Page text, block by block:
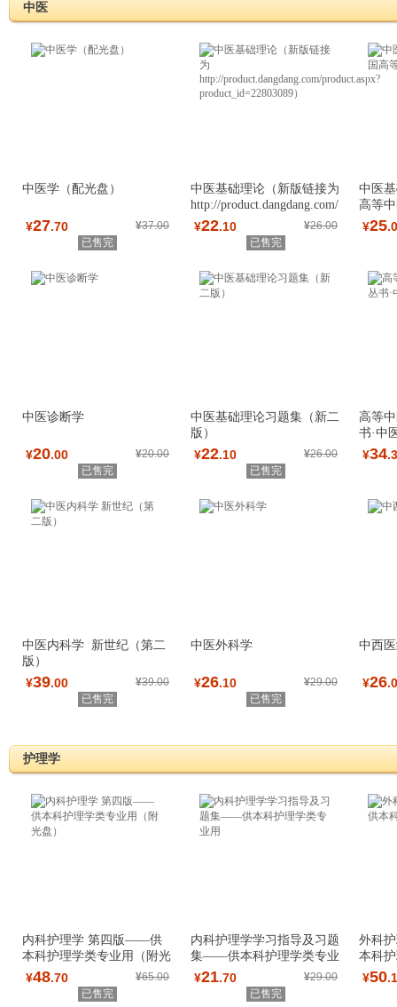
中医
中医学（配光盘）
¥27.70 ¥37.00
已售完
中医基础理论（新版链接为
http://product.dangdang.com/
product.
¥22.10 ¥26.00
已售完
中医
高等
¥25
中医诊断学
¥20.00 ¥20.00
已售完
中医基础理论习题集（新二
版）
¥22.10 ¥26.00
已售完
高等
书·中
¥34
中医内科学 新世纪（第二
版）
¥39.00 ¥39.00
已售完
中医外科学
¥26.10 ¥29.00
已售完
中西
¥26
护理学
内科护理学 第四版——供
本科护理学类专业用（附光
盘）
¥48.70 ¥65.00
已售完
内科护理学学习指导及习题
集——供本科护理学类专业
用
¥21.70 ¥29.00
已售完
外科
本科
¥50